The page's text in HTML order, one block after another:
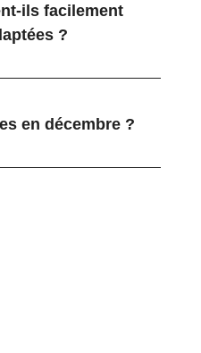
ils facilement
?
en décembre ?